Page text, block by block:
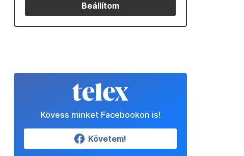
Beállítom
Kövess minket Facebookon is!
Követem!